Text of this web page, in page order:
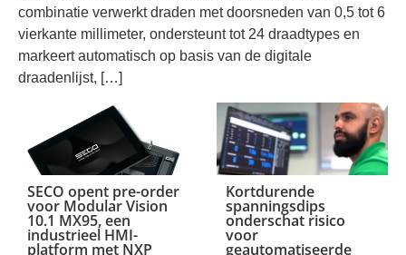
combinatie verwerkt draden met doorsneden van 0,5 tot 6
vierkante millimeter, ondersteunt tot 24 draadtypes en
markeert automatisch op basis van de digitale
draadenlijst, […]
SECO opent pre-order
voor Modular Vision
10.1 MX95, een
industrieel HMI-
platform met NXP
Kortdurende
spanningsdips
onderschat risico
voor
geautomatiseerde